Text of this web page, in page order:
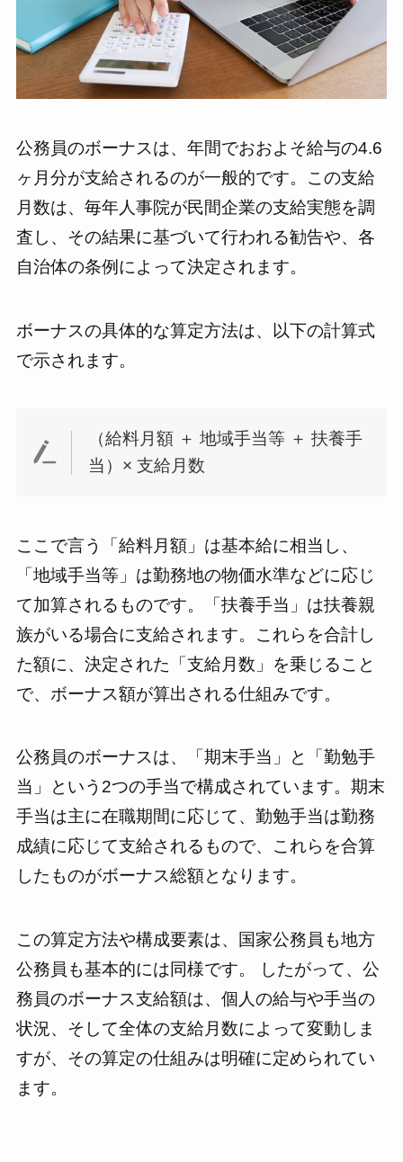
公務員のボーナスは、年間でおおよそ給与の4.6
ヶ月分が支給されるのが一般的です。この支給
月数は、毎年人事院が民間企業の支給実態を調
査し、その結果に基づいて行われる勧告や、各
自治体の条例によって決定されます。
ボーナスの具体的な算定方法は、以下の計算式
で示されます。
（給料月額 ＋ 地域手当等 ＋ 扶養手
当）× 支給月数
ここで言う「給料月額」は基本給に相当し、
「地域手当等」は勤務地の物価水準などに応じ
て加算されるものです。「扶養手当」は扶養親
族がいる場合に支給されます。これらを合計し
た額に、決定された「支給月数」を乗じること
で、ボーナス額が算出される仕組みです。
公務員のボーナスは、「期末手当」と「勤勉手
当」という2つの手当で構成されています。期末
手当は主に在職期間に応じて、勤勉手当は勤務
成績に応じて支給されるもので、これらを合算
したものがボーナス総額となります。
この算定方法や構成要素は、国家公務員も地方
公務員も基本的には同様です。 したがって、公
務員のボーナス支給額は、個人の給与や手当の
状況、そして全体の支給月数によって変動しま
すが、その算定の仕組みは明確に定められてい
ます。